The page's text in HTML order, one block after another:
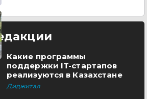
Какие программы
поддержки IT-стартапов
реализуются в Казахстане
Диджитал